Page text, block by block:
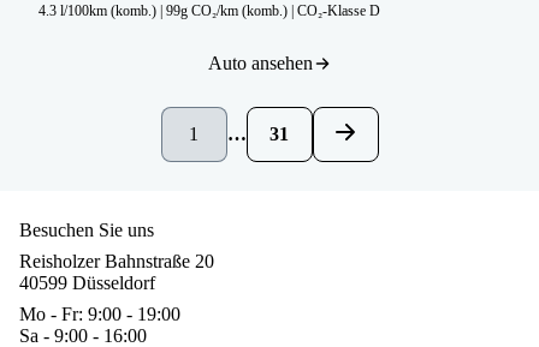
4.3 l/100km (komb.) | 99g CO₂/km (komb.) | CO₂-Klasse D
Auto ansehen
1 … 31
Besuchen Sie uns
Reisholzer Bahnstraße 20
40599 Düsseldorf
Mo - Fr: 9:00 - 19:00
Sa - 9:00 - 16:00